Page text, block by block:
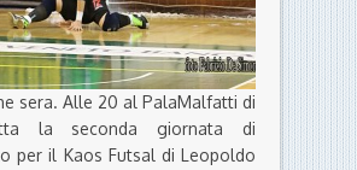
sera. Alle 20 al PalaMalfatti di
la seconda giornata di
per il Kaos Futsal di Leopoldo